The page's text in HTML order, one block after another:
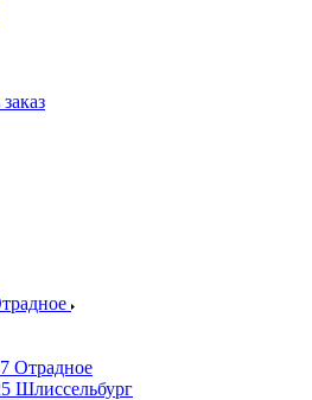
Отрадное
Шлиссельбург